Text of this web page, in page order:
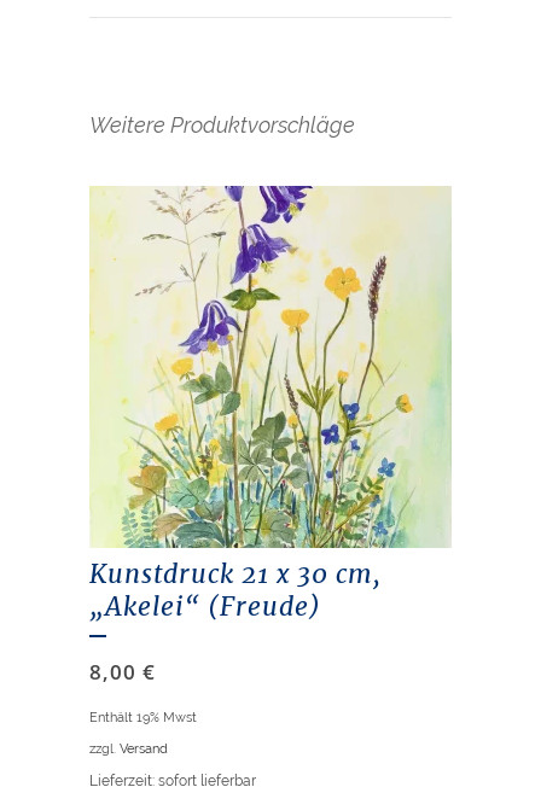
Weitere Produktvorschläge
Kunstdruck 21 x 30 cm,
„Akelei“ (Freude)
8,00 €
Enthält 19% Mwst
zzgl. Versand
Lieferzeit: sofort lieferbar